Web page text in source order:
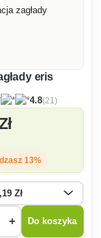
eris
4.8(21)
13%
+ Do koszyka